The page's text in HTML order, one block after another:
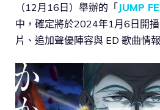
（12月16日）舉辦的「JUMP
中，確定將於2024年1月6日開
片、追加聲優陣容與 ED 歌曲情報